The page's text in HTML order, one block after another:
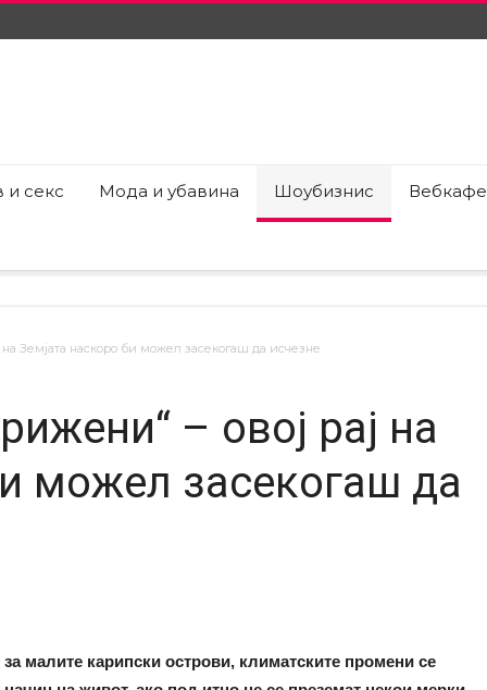
секс Мода и убавина Шоубизнис Вебкафе
Земјата наскоро би можел засекогаш да исчезне
– овој рај на
можел засекогаш да
малите карипски острови, климатските промени се